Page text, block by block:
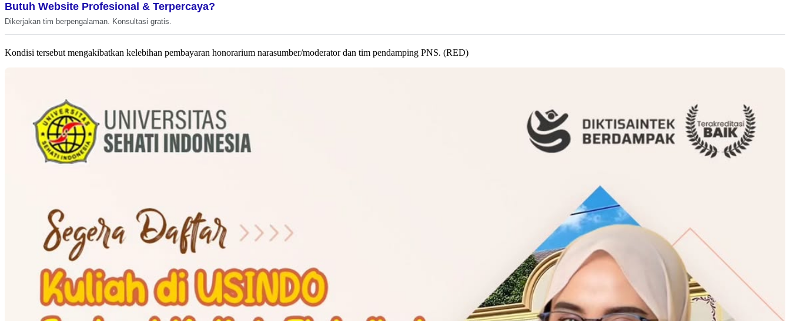
Butuh Website Profesional & Terpercaya?
Dikerjakan tim berpengalaman. Konsultasi gratis.
Kondisi tersebut mengakibatkan kelebihan pembayaran honorarium narasumber/moderator dan tim pendamping PNS. (RED)